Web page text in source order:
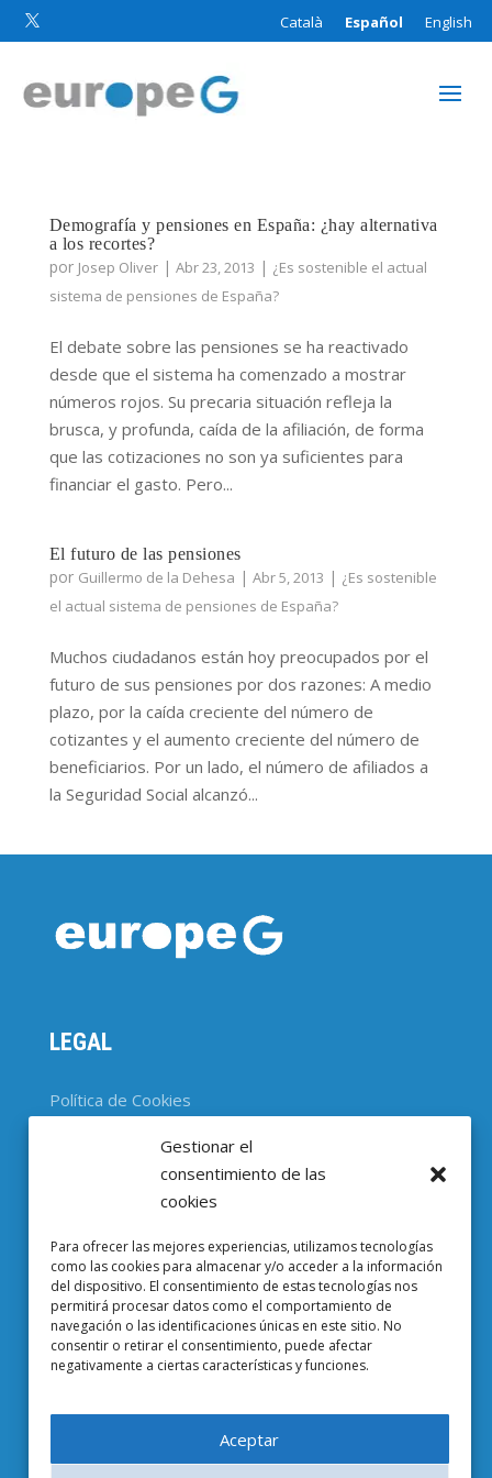
Gestionar el
consentimiento de las
cookies
Para ofrecer las mejores experiencias, utilizamos tecnologías
como las cookies para almacenar y/o acceder a la información
del dispositivo. El consentimiento de estas tecnologías nos
permitirá procesar datos como el comportamiento de
navegación o las identificaciones únicas en este sitio. No
consentir o retirar el consentimiento, puede afectar
negativamente a ciertas características y funciones.
Aceptar
 Català Español English
Demografía y pensiones en España: ¿hay alternativa
a los recortes?
por Josep Oliver| Abr 23, 2013 | ¿Es sostenible el actual
sistema de pensiones de España?
El debate sobre las pensiones se ha reactivado
desde que el sistema ha comenzado a mostrar
números rojos. Su precaria situación refleja la
brusca, y profunda, caída de la afiliación, de forma
que las cotizaciones no son ya suficientes para
financiar el gasto. Pero...
El futuro de las pensiones
por Guillermo de la Dehesa | Abr 5, 2013 | ¿Es sostenible
el actual sistema de pensiones de España?
Muchos ciudadanos están hoy preocupados por el
futuro de sus pensiones por dos razones: A medio
plazo, por la caída creciente del número de
cotizantes y el aumento creciente del número de
beneficiarios. Por un lado, el número de afiliados a
la Seguridad Social alcanzó...
LEGAL
Política de Cookies
CONTACTO
Baldiri i Reixac, 4-8, 08028 Barcelona
93 403 37 23
 Email EuropeG